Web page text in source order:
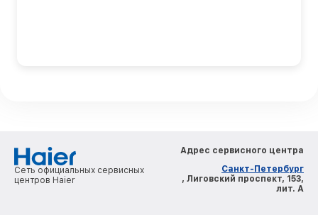
Сеть официальных сервисных
центров Haier
Адрес сервисного центра
Санкт-Петербург
, Лиговский проспект, 153,
лит. А